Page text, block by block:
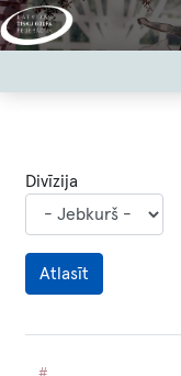
Pārlekt
uz
menu
Divīzija